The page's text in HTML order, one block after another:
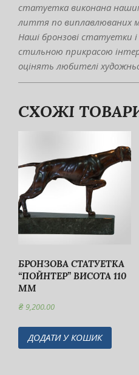
статуетка виконана
лиття по виплавлюваних
Наші бронзові статуетки
стильною прикрасою
оцінять любителі
СХОЖІ
БРОНЗОВА СТАТУЕТКА
“ПОЙНТЕР” ВИСОТА 110
ММ
₴9,200.00
ДОДАТИ У КОШИК